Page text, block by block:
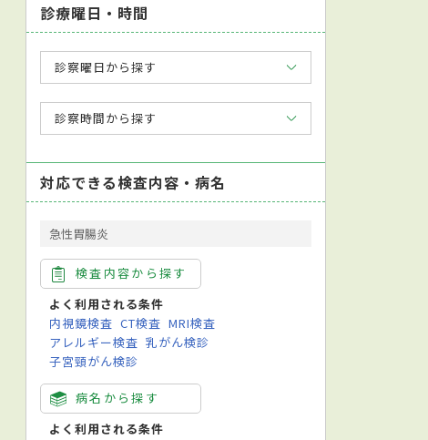
診療曜日・時間
診察曜日から探す
診察時間から探す
対応できる検査内容・病名
急性胃腸炎
検査内容から探す
よく利用される条件
内視鏡検査 CT検査 MRI検査
アレルギー検査 乳がん検診
子宮頸がん検診
病名から探す
よく利用される条件